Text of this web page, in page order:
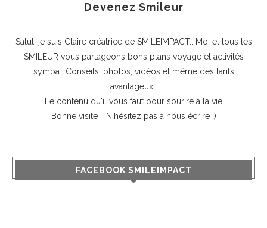
Devenez Smileur
Salut, je suis Claire créatrice de SMILEIMPACT.. Moi et tous les
SMILEUR vous partageons bons plans voyage et activités
sympa.. Conseils, photos, vidéos et même des tarifs
avantageux..
Le contenu qu'il vous faut pour sourire à la vie
Bonne visite .. N'hésitez pas à nous écrire :)
FACEBOOK SMILEIMPACT